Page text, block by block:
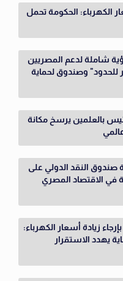
الكهرباء: الحكومة تحمل
شاملة لدعم المصريين
للحدود" وصندوق لحماية
بالعلمين يرسخ مكانة
صندوق النقد الدولي على
في الاقتصاد المصري
زيادة أسعار الكهرباء:
يهدد الاستقرار